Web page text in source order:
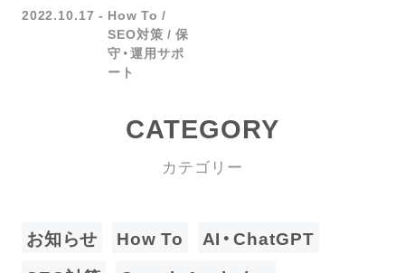
2022.10.17
How To
SEO対策
保
守・運用サポ
ート
CATEGORY
カテゴリー
お知らせ How To
AI・ChatGPT